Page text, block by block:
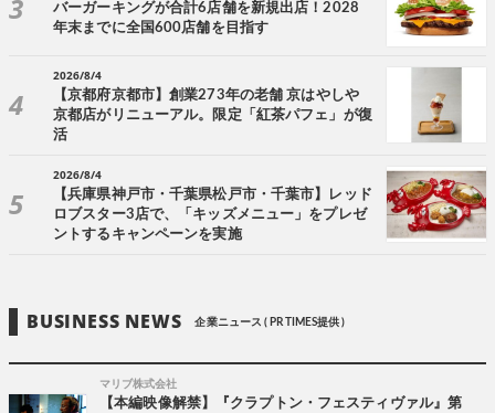
バーガーキングが合計6店舗を新規出店！2028
年末までに全国600店舗を目指す
2026/8/4
【京都府京都市】創業273年の老舗 京はやしや
京都店がリニューアル。限定「紅茶パフェ」が復
活
2026/8/4
【兵庫県神戸市・千葉県松戸市・千葉市】レッド
ロブスター3店で、「キッズメニュー」をプレゼ
ントするキャンペーンを実施
BUSINESS NEWS 企業ニュース ( PR TIMES提供 )
マリブ株式会社
【本編映像解禁】『クラプトン・フェスティヴァル』第